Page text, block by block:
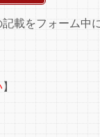
載をフォーム中
】